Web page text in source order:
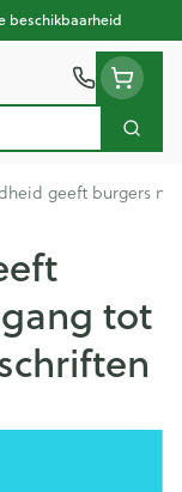
beschikbaarheid
Zoek
geeft burgers
tot